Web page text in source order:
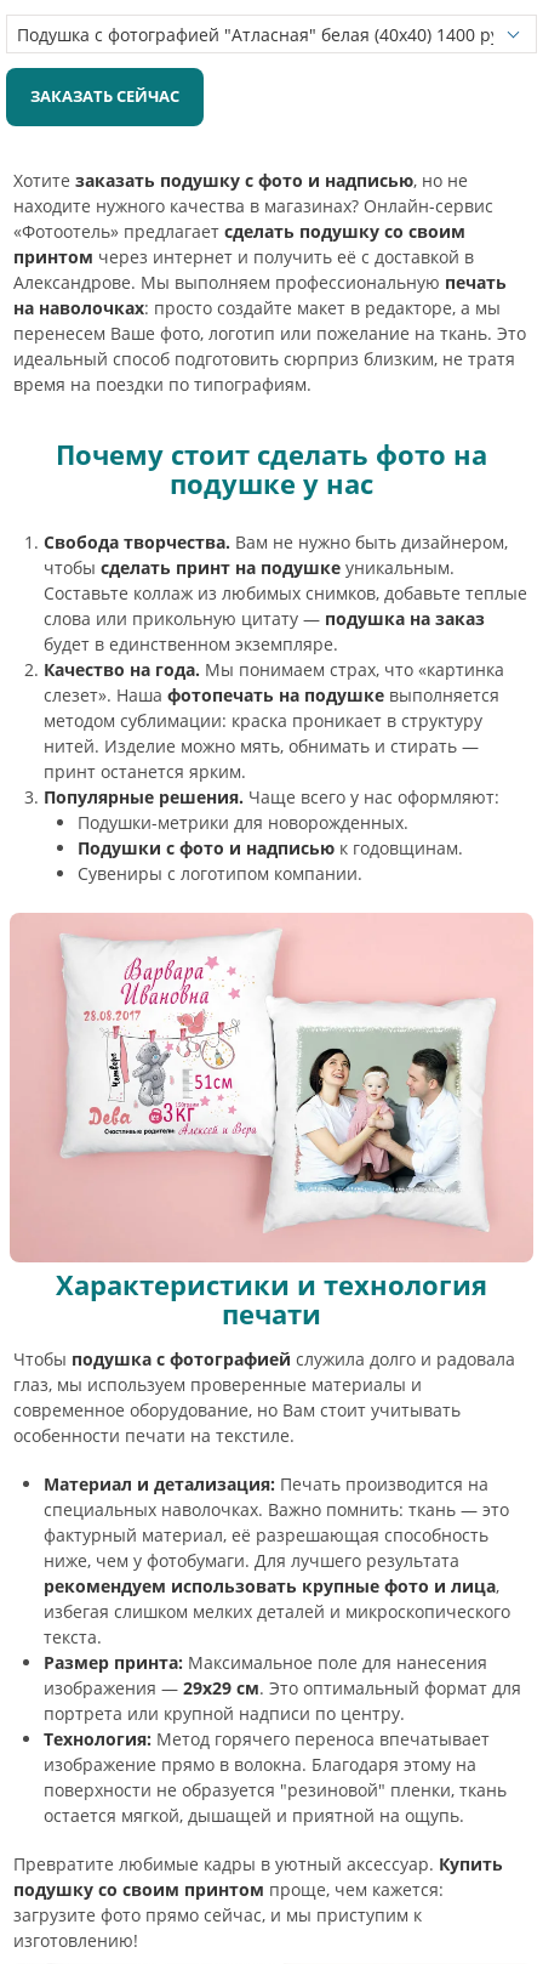
ЗАКАЗАТЬ СЕЙЧАС
Хотите заказать подушку с фото и надписью, но не
находите нужного качества в магазинах? Онлайн-сервис
«Фотоотель» предлагает сделать подушку со своим
принтом через интернет и получить её с доставкой в
Александрове. Мы выполняем профессиональную печать
на наволочках: просто создайте макет в редакторе, а мы
перенесем Ваше фото, логотип или пожелание на ткань. Это
идеальный способ подготовить сюрприз близким, не тратя
время на поездки по типографиям.
Почему стоит сделать фото на
подушке у нас
Свобода творчества. Вам не нужно быть дизайнером,
чтобы сделать принт на подушке уникальным.
Составьте коллаж из любимых снимков, добавьте теплые
слова или прикольную цитату — подушка на заказ
будет в единственном экземпляре.
Качество на года. Мы понимаем страх, что «картинка
слезет». Наша фотопечать на подушке выполняется
методом сублимации: краска проникает в структуру
нитей. Изделие можно мять, обнимать и стирать —
принт останется ярким.
Популярные решения. Чаще всего у нас оформляют:
Подушки-метрики для новорожденных.
Подушки с фото и надписью к годовщинам.
Сувениры с логотипом компании.
Характеристики и технология
печати
Чтобы подушка с фотографией служила долго и радовала
глаз, мы используем проверенные материалы и
современное оборудование, но Вам стоит учитывать
особенности печати на текстиле.
Материал и детализация: Печать производится на
специальных наволочках. Важно помнить: ткань — это
фактурный материал, её разрешающая способность
ниже, чем у фотобумаги. Для лучшего результата
рекомендуем использовать крупные фото и лица,
избегая слишком мелких деталей и микроскопического
текста.
Размер принта: Максимальное поле для нанесения
изображения — 29х29 см. Это оптимальный формат для
портрета или крупной надписи по центру.
Технология: Метод горячего переноса впечатывает
изображение прямо в волокна. Благодаря этому на
поверхности не образуется "резиновой" пленки, ткань
остается мягкой, дышащей и приятной на ощупь.
Превратите любимые кадры в уютный аксессуар. Купить
подушку со своим принтом проще, чем кажется:
загрузите фото прямо сейчас, и мы приступим к
изготовлению!